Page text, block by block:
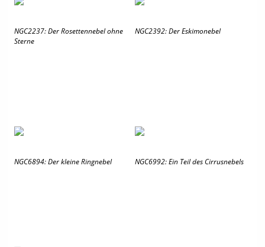
NGC2237: Der Rosettennebel ohne
Sterne
NGC2392: Der Eskimonebel
NGC6894: Der kleine Ringnebel NGC6992: Ein Teil des Cirrusnebels